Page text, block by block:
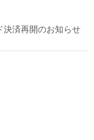
決済再開のお知らせ